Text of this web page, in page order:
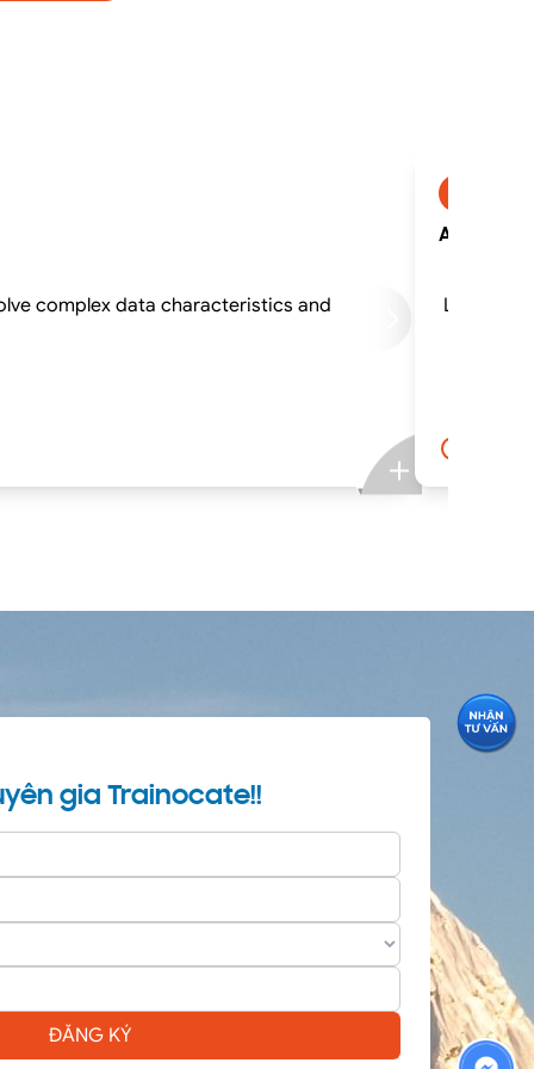
complex data characteristics and
AWS-
Learn
gia Trainocate!!
ĐĂNG KÝ